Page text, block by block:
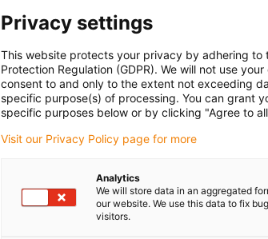
Privacy settings
This website protects your privacy by adhering to
Protection Regulation (GDPR). We will not use
consent to and only to the extent not exceeding
specific purpose(s) of processing. You can grant
specific purposes below or by clicking "Agree to
Visit our Privacy Policy page for more
Analytics
We will store data in an aggregated
our website. We use this data to fix
visitors.